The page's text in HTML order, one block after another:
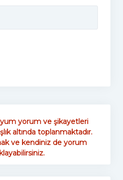
yorum ve şikayetleri
altında toplanmaktadır.
ve kendiniz de yorum